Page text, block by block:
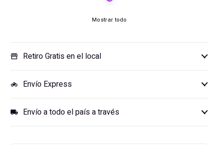
Mostrar todo
storefront Retiro Gratis en el local
motorcycle Envío Express
local_shipping Envío a todo el país a través